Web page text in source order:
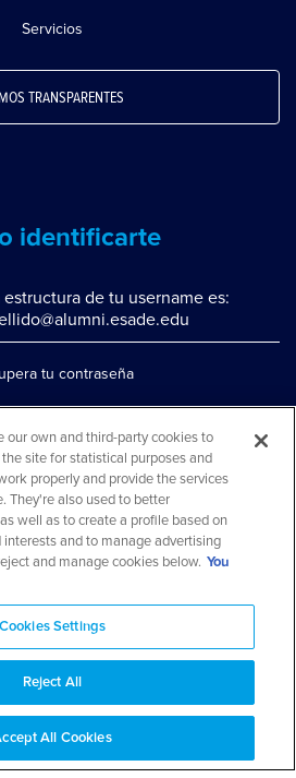
Servicios
TRANSPARENTES
identificarte
de tu username es:
tu contraseña
la doble autenticación
por whatsapp
93 553 02 17
y política de privacidad
Preguntas
Mapa web
Todos los derechos reservados
our own and third-party cookies to
site for statistical purposes and
properly and provide the services
They're also used to better
well as to create a profile based on
and to manage advertising
and manage cookies below. You
Cookies Settings
Reject All
All Cookies